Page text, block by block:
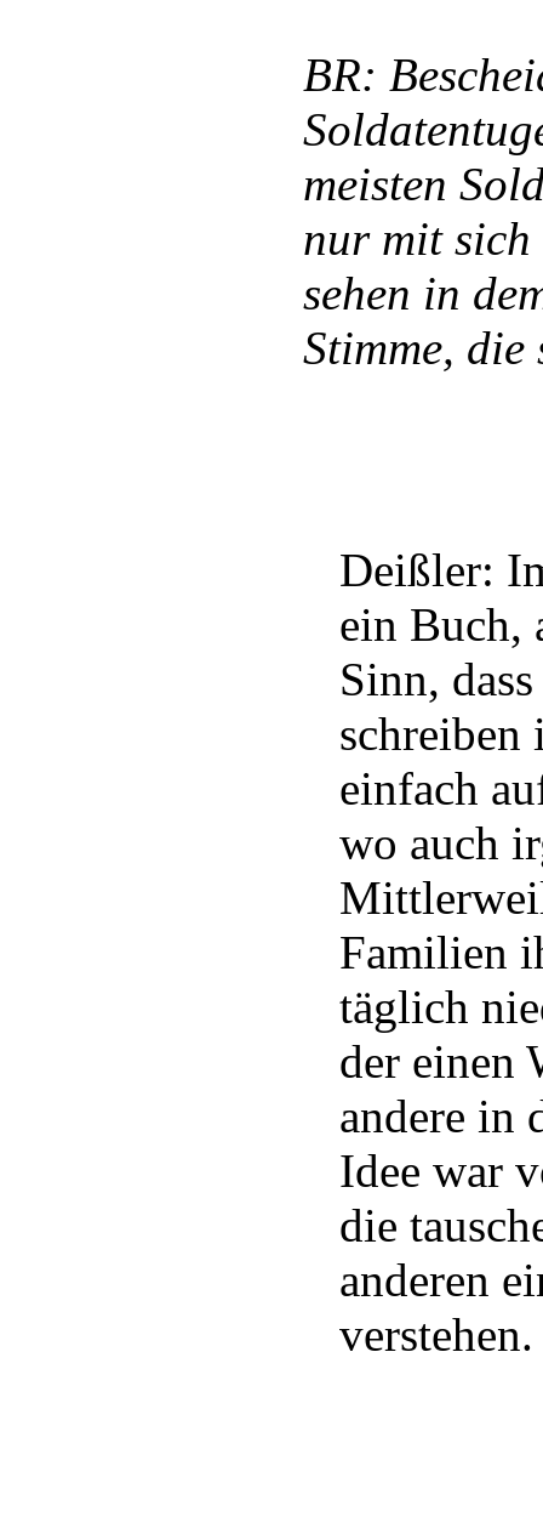
BR:
meisten
nur mit sich
sehen in
Stimme, die
Deißler:
ein Buch,
Sinn,
schreiben
einfach
wo auch
Familien
täglich
der einen
andere in
Idee war
die
anderen
verstehen.